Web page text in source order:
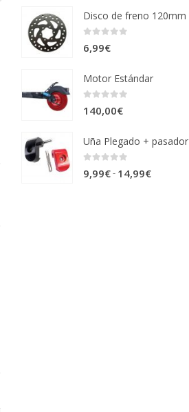
6,99€
Motor Estándar
140,00€
Uña Plegado + pasador
9,99€- 14,99€Rango